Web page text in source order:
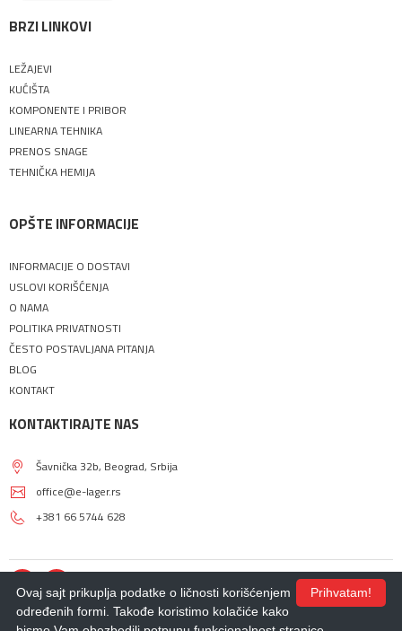
BRZI LINKOVI
LEŽAJEVI
KUĆIŠTA
KOMPONENTE I PRIBOR
LINEARNA TEHNIKA
PRENOS SNAGE
TEHNIČKA HEMIJA
OPŠTE INFORMACIJE
INFORMACIJE O DOSTAVI
USLOVI KORIŠĆENJA
O NAMA
POLITIKA PRIVATNOSTI
ČESTO POSTAVLJANA PITANJA
BLOG
KONTAKT
KONTAKTIRAJTE NAS
Šavnička 32b, Beograd, Srbija
office@e-lager.rs
+381 66 5744 628
Prihvatam!
Ovaj sajt prikuplja podatke o ličnosti korišćenjem
određenih formi. Takođe koristimo kolačiće kako